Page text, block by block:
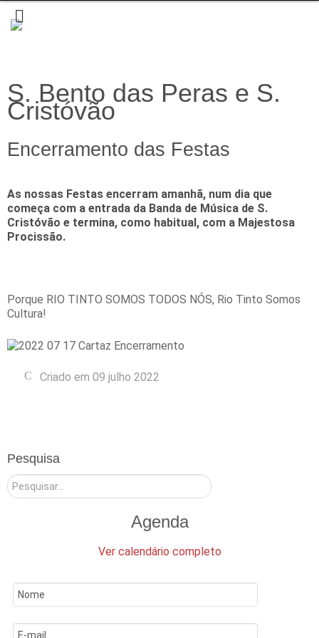
Pesquisa
Pesquisar
Agenda
Ver calendário completo
S. Bento das Peras e S.
Cristóvão
Encerramento das Festas
As nossas Festas encerram amanhã, num dia que
começa com a entrada da Banda de Música de S.
Cristóvão e termina, como habitual, com a Majestosa
Procissão.
Porque RIO TINTO SOMOS TODOS NÓS, Rio Tinto Somos
Cultura!
Criado em 09 julho 2022